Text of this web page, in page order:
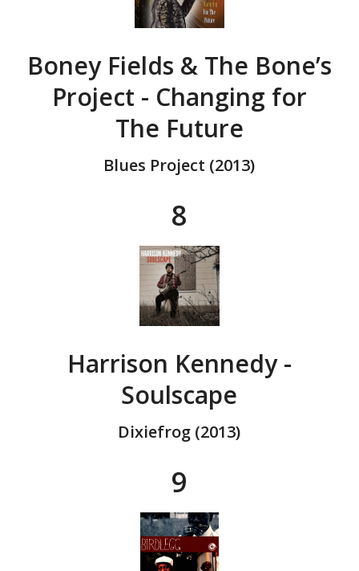
Boney Fields & The Bone’s
Project - Changing for
The Future
Blues Project (2013)
8
Harrison Kennedy -
Soulscape
Dixiefrog (2013)
9